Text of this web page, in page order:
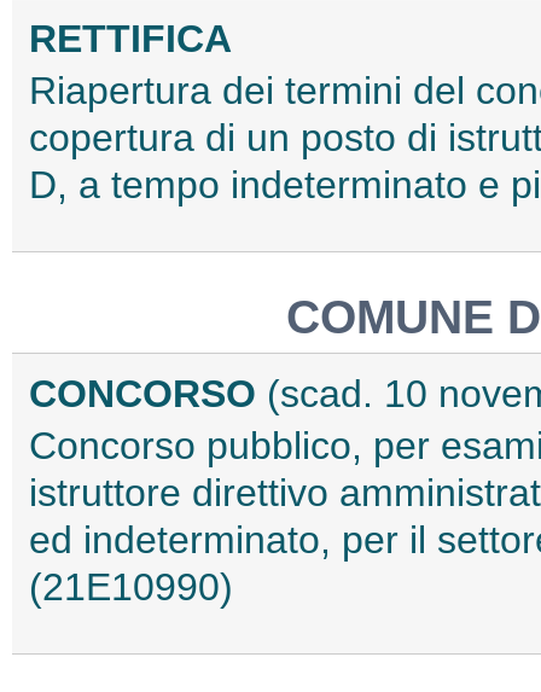
RETTIFICA
Riapertura dei termini del
copertura di un posto di
D, a tempo indeterminato e
COMUNE
CONCORSO (scad. 10
Concorso pubblico, per
istruttore direttivo
ed indeterminato, per il
(21E10990)